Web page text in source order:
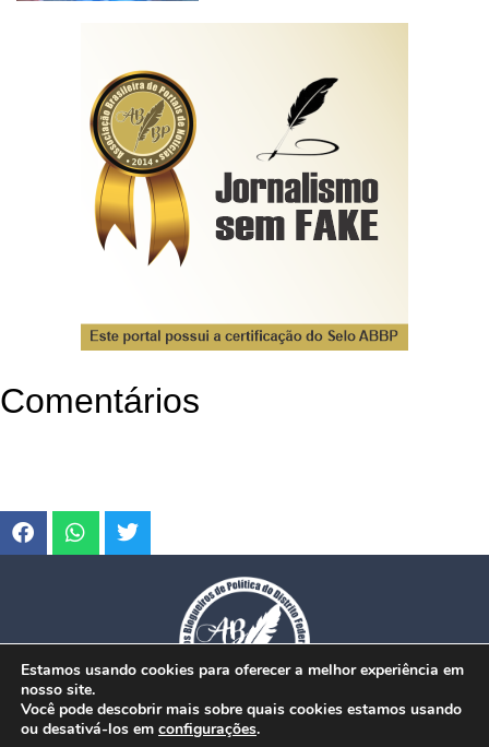
Comentários
Estamos usando cookies para oferecer a melhor experiência em
nosso site.
Você pode descobrir mais sobre quais cookies estamos usando
ou desativá-los em configurações.